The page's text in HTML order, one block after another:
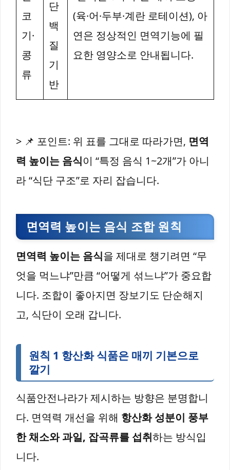
코
기·
콩
류
단
백
질
기
반
(육·어·두부·계란 로테이션), 아
연은 정상적인 면역기능에 필
요한 영양소로 안내됩니다.
> 📌 포인트: 위 표를 그대로 따라가면, 면역
력 높이는 음식이 “특정 음식 1~2개”가 아니
라 “식단 구조”로 자리 잡습니다.
면역력 높이는 음식 조합 원칙
면역력 높이는 음식을 제대로 챙기려면 “무
엇을 먹느냐”만큼 “어떻게 섞느냐”가 중요합
니다. 조합이 좋아지면 장보기도 단순해지
고, 식단이 오래 갑니다.
원칙 1 항산화 식품은 매끼 기본으로
깔기
식품안전나라가 제시하는 방향은 분명합니
다. 면역력 개선을 위해 항산화 성분이 풍부
한 채소와 과일, 잡곡류를 섭취하는 방식입
니다.